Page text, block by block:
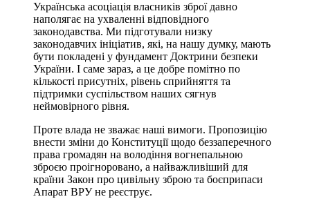
Українська асоціація власників зброї давно
наполягає на ухваленні відповідного
законодавства. Ми підготували низку
законодавчих ініціатив, які, на нашу думку, мають
бути покладені у фундамент Доктрини безпеки
України. І саме зараз, а це добре помітно по
кількості присутніх, рівень сприйняття та
підтримки суспільством наших сягнув
неймовірного рівня.
Проте влада не зважає наші вимоги. Пропозицію
внести зміни до Конституції щодо беззаперечного
права громадян на володіння вогнепальною
зброєю проігноровано, а найважливіший для
країни Закон про цивільну зброю та боєприпаси
Апарат ВРУ не реєструє.